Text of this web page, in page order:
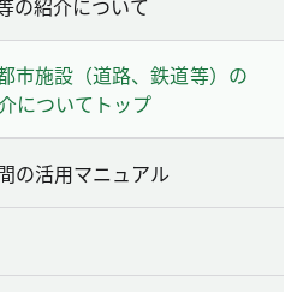
市施設（道路、鉄道等）の
についてトップ
の活用マニュアル